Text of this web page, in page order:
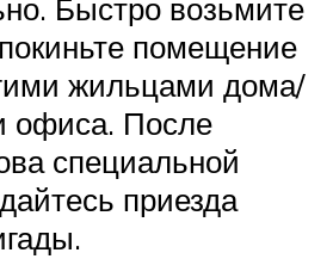
Быстро возьмите
помещение
жильцами дома/
офиса. После
специальной
приезда